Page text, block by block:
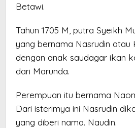
Betawi.
Tahun 1705 M, putra Syeikh
yang bernama Nasrudin atau
dengan anak saudagar ikan
dari Marunda.
Perempuan itu bernama
Dari isterimya ini Nasrudin
yang diberi nama. Naudin.